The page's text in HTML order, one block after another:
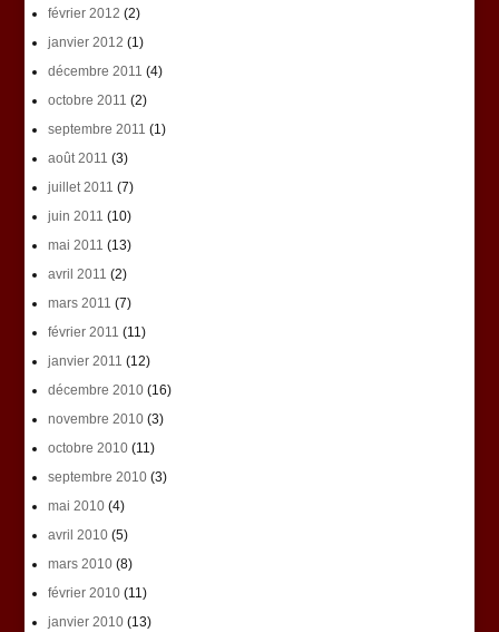
février 2012 (2)
janvier 2012 (1)
décembre 2011 (4)
octobre 2011 (2)
septembre 2011 (1)
août 2011 (3)
juillet 2011 (7)
juin 2011 (10)
mai 2011 (13)
avril 2011 (2)
mars 2011 (7)
février 2011 (11)
janvier 2011 (12)
décembre 2010(16)
novembre 2010(3)
octobre 2010(11)
septembre 2010(3)
mai 2010(4)
avril 2010(5)
mars 2010(8)
février 2010(11)
janvier 2010(13)